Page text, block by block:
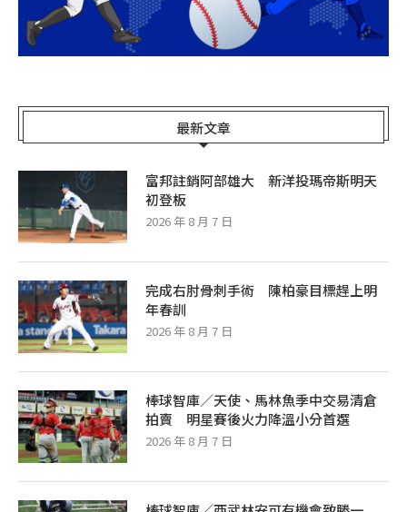
最新文章
富邦註銷阿部雄大 新洋投瑪帝斯明天
初登板
2026 年 8 月 7 日
完成右肘骨刺手術 陳柏豪目標趕上明
年春訓
2026 年 8 月 7 日
棒球智庫／天使、馬林魚季中交易清倉
拍賣 明星賽後火力降溫小分首選
2026 年 8 月 7 日